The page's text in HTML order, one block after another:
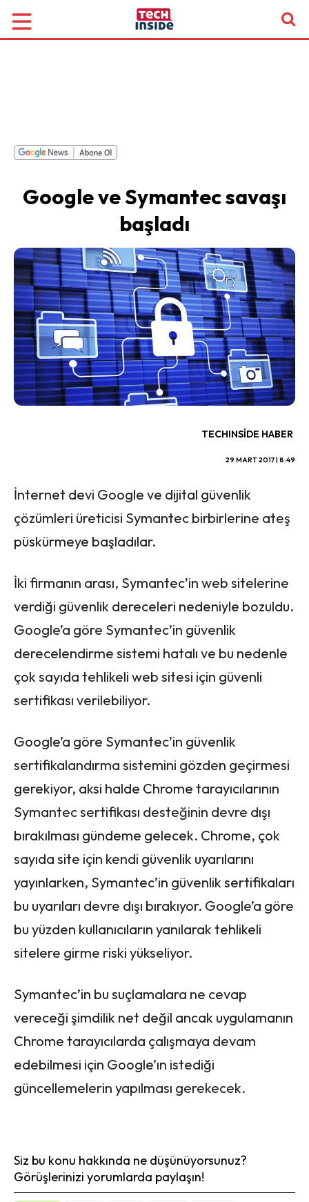
Google ve Symantec savaşı
başladı
TECHINSIDE HABER
29 MART 2017 | 8:49
İnternet devi Google ve dijital güvenlik
çözümleri üreticisi Symantec birbirlerine ateş
püskürmeye başladılar.
İki firmanın arası, Symantec’in web sitelerine
verdiği güvenlik dereceleri nedeniyle bozuldu.
Google’a göre Symantec’in güvenlik
derecelendirme sistemi hatalı ve bu nedenle
çok sayıda tehlikeli web sitesi için güvenli
sertifikası verilebiliyor.
Google’a göre Symantec’in güvenlik
sertifikalandırma sistemini gözden geçirmesi
gerekiyor, aksi halde Chrome tarayıcılarının
Symantec sertifikası desteğinin devre dışı
bırakılması gündeme gelecek. Chrome, çok
sayıda site için kendi güvenlik uyarılarını
yayınlarken, Symantec’in güvenlik sertifikaları
bu uyarıları devre dışı bırakıyor. Google’a göre
bu yüzden kullanıcıların yanılarak tehlikeli
sitelere girme riski yükseliyor.
Symantec’in bu suçlamalara ne cevap
vereceği şimdilik net değil ancak uygulamanın
Chrome tarayıcılarda çalışmaya devam
edebilmesi için Google’ın istediği
güncellemelerin yapılması gerekecek.
Siz bu konu hakkında ne düşünüyorsunuz?
Görüşlerinizi yorumlarda paylaşın!